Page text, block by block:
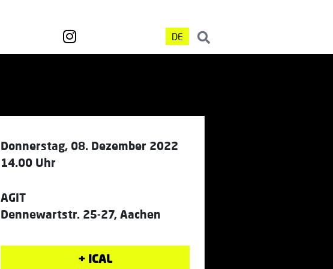
DE
Donnerstag, 08. Dezember 2022
14.00 Uhr
AGIT
Dennewartstr. 25-27, Aachen
+ ICAL